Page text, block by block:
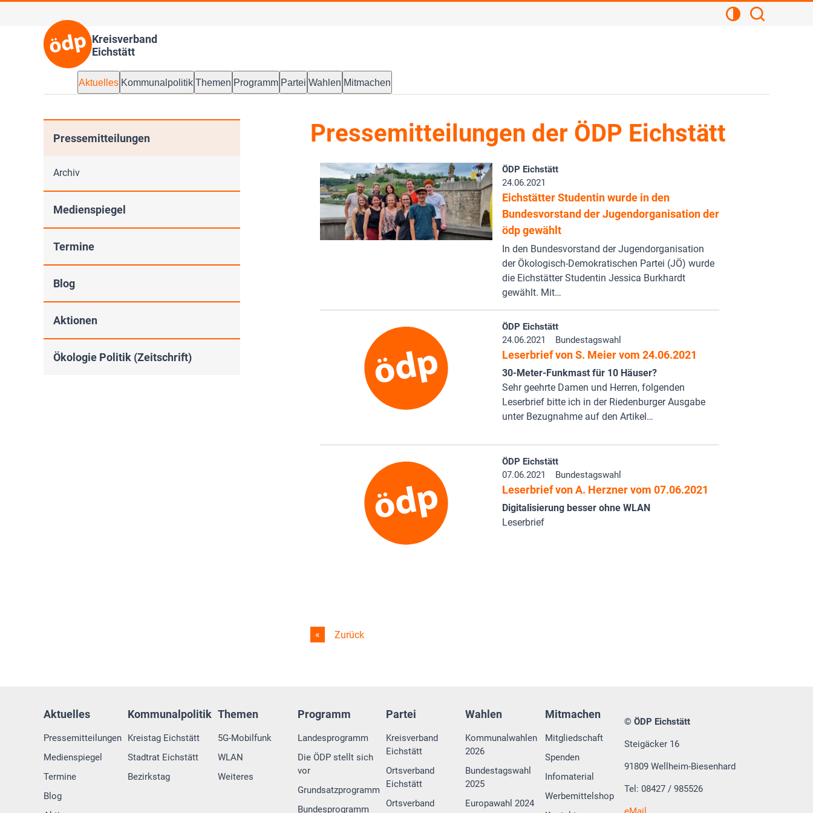
Kreisverband
Eichstätt
Kontrastansicht
Aktuelles Kommunalpolitik Themen Programm Partei Wahlen Mitmachen
Pressemitteilungen der ÖDP Eichstätt
ÖDP Eichstätt
24.06.2021
Eichstätter Studentin wurde in den
Bundesvorstand der Jugendorganisation der
ödp gewählt
In den Bundesvorstand der Jugendorganisation
der Ökologisch-Demokratischen Partei (JÖ) wurde
die Eichstätter Studentin Jessica Burkhardt
gewählt. Mit…
ÖDP Eichstätt
24.06.2021
Bundestagswahl
Leserbrief von S. Meier vom 24.06.2021
30-Meter-Funkmast für 10 Häuser?
Sehr geehrte Damen und Herren, folgenden
Leserbrief bitte ich in der Riedenburger Ausgabe
unter Bezugnahme auf den Artikel…
ÖDP Eichstätt
07.06.2021
Bundestagswahl
Leserbrief von A. Herzner vom 07.06.2021
Digitalisierung besser ohne WLAN
Leserbrief
Zurück
Pressemitteilungen
Archiv
Medienspiegel
Termine
Blog
Aktionen
Ökologie Politik (Zeitschrift)
Aktuelles
Pressemitteilungen
Medienspiegel
Termine
Blog
Kommunalpolitik
Kreistag Eichstätt
Stadtrat Eichstätt
Bezirkstag
Themen
5G-Mobilfunk
WLAN
Weiteres
Programm
Landesprogramm
Die ÖDP stellt sich
vor
Grundsatzprogramm
Bundesprogramm
Partei
Kreisverband
Eichstätt
Ortsverband
Eichstätt
Ortsverband
Wahlen
Kommunalwahlen
2026
Bundestagswahl
2025
Europawahl 2024
Mitmachen
Mitgliedschaft
Spenden
Infomaterial
Werbemittelshop
© ÖDP Eichstätt
Steigäcker 16
91809 Wellheim-Biesenhard
Tel: 08427 / 985526